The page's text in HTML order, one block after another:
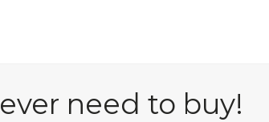
need to buy!